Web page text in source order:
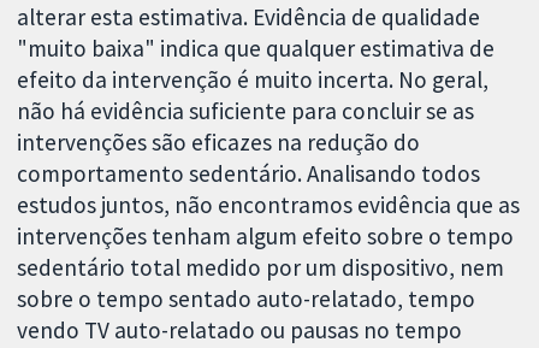
alterar esta estimativa. Evidência de qualidade
"muito baixa" indica que qualquer estimativa de
efeito da intervenção é muito incerta. No geral,
não há evidência suficiente para concluir se as
intervenções são eficazes na redução do
comportamento sedentário. Analisando todos
estudos juntos, não encontramos evidência que as
intervenções tenham algum efeito sobre o tempo
sedentário total medido por um dispositivo, nem
sobre o tempo sentado auto-relatado, tempo
vendo TV auto-relatado ou pausas no tempo